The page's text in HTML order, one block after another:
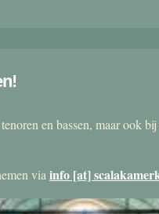
en bassen, maar ook
via info [at]